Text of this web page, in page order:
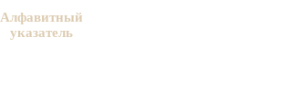
Алфавитный
указатель